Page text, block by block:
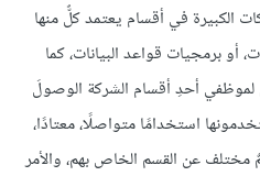
الكبيرة في أقسام يعتمد كلٌّ منها
أو برمجيات قواعد البيانات، كما
أحدِ أقسام الشركة الوصولَ
استخدامًا متواصلًا، معتادًا،
عن القسم الخاص بهم، والأمر